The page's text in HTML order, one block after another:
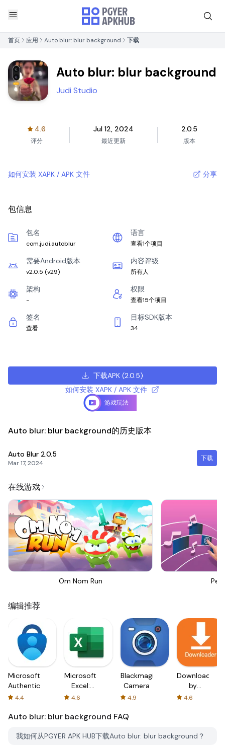
首页 应用 Auto blur: blur background 下载
Auto blur: blur background
Judi Studio
4.6
评分
Jul 12, 2024
最近更新
2.0.5
版本
如何安装 XAPK / APK 文件 分享
包信息
包名
com.judi.autoblur
语言
查看1个项目
需要Android版本
v2.0.5 (v29)
内容评级
所有人
架构
-
权限
查看15个项目
签名
查看
目标SDK版本
34
下载APK (2.0.5)
如何安装 XAPK / APK 文件
游戏玩法
Auto blur: blur background的历史版本
Auto Blur 2.0.5
Mar 17, 2024
下载
在线游戏
Om Nom Run
编辑推荐
Microsoft
Authenticator
4.4
Microsoft
Excel:
Spreadsheets
4.6
Blackmagic
Camera
4.9
Downloader
by
AFTVnews
4.6
Auto blur: blur background FAQ
我如何从PGYER APK HUB下载Auto blur: blur background？